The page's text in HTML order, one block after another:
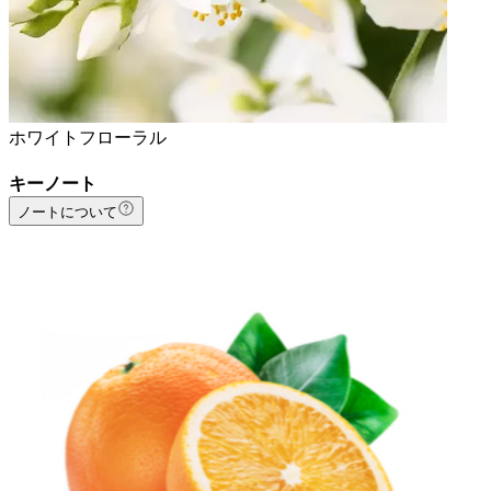
ホワイトフローラル
キーノート
ノートについて